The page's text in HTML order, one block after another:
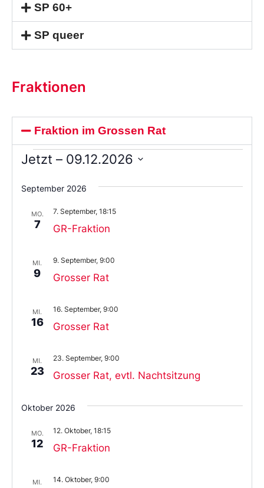
SP 60+
SP queer
Fraktionen
Fraktion im Grossen Rat
Jetzt – 09.12.2026
Sie
das
aus.
September 2026
MO.
7 GR-Fraktion
7. September, 18:15
MI.
9 Grosser Rat
9. September, 9:00
MI.
16 Grosser Rat
16. September, 9:00
MI.
23 Grosser Rat, evtl. Nachtsitzung
23. September, 9:00
Oktober 2026
MO.
12 GR-Fraktion
12. Oktober, 18:15
MI. 14. Oktober, 9:00